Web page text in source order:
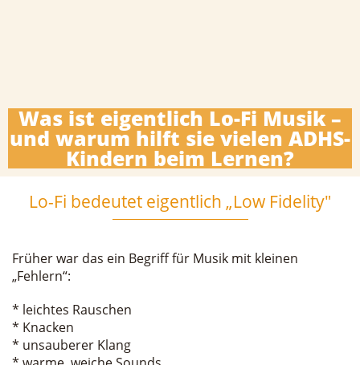
Was ist eigentlich Lo-Fi Musik –
und warum hilft sie vielen ADHS-
Kindern beim Lernen?
Lo-Fi bedeutet eigentlich „Low Fidelity"
Früher war das ein Begriff für Musik mit kleinen
„Fehlern“:
* leichtes Rauschen
* Knacken
* unsauberer Klang